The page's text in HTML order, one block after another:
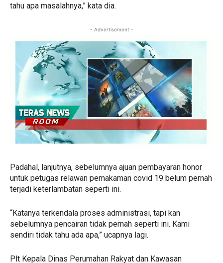
tahu apa masalahnya,” kata dia.
- Advertisement -
Padahal, lanjutnya, sebelumnya ajuan pembayaran honor
untuk petugas relawan pemakaman covid 19 belum pernah
terjadi keterlambatan seperti ini.
“Katanya terkendala proses administrasi, tapi kan
sebelumnya pencairan tidak pernah seperti ini. Kami
sendiri tidak tahu ada apa,” ucapnya lagi.
Plt Kepala Dinas Perumahan Rakyat dan Kawasan